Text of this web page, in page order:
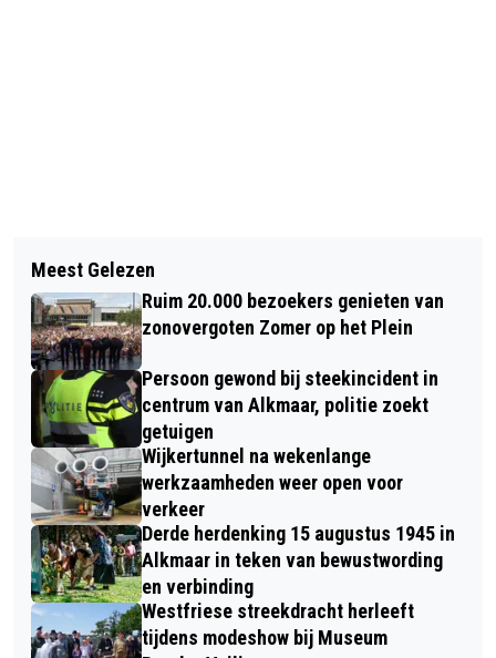
NOORDERLICHT TE ZIEN IN NOORD-
HOLLAND
EXPOSITIE WATERCRISIS VERLEDEN,
HEDEN EN TOEKOMST
Meest Gelezen
Ruim 20.000 bezoekers genieten van
zonovergoten Zomer op het Plein
Persoon gewond bij steekincident in
centrum van Alkmaar, politie zoekt
getuigen
Wijkertunnel na wekenlange
werkzaamheden weer open voor
verkeer
Derde herdenking 15 augustus 1945 in
Alkmaar in teken van bewustwording
en verbinding
Westfriese streekdracht herleeft
tijdens modeshow bij Museum